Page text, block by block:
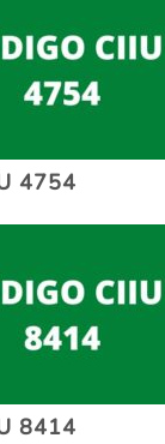
4754
8414